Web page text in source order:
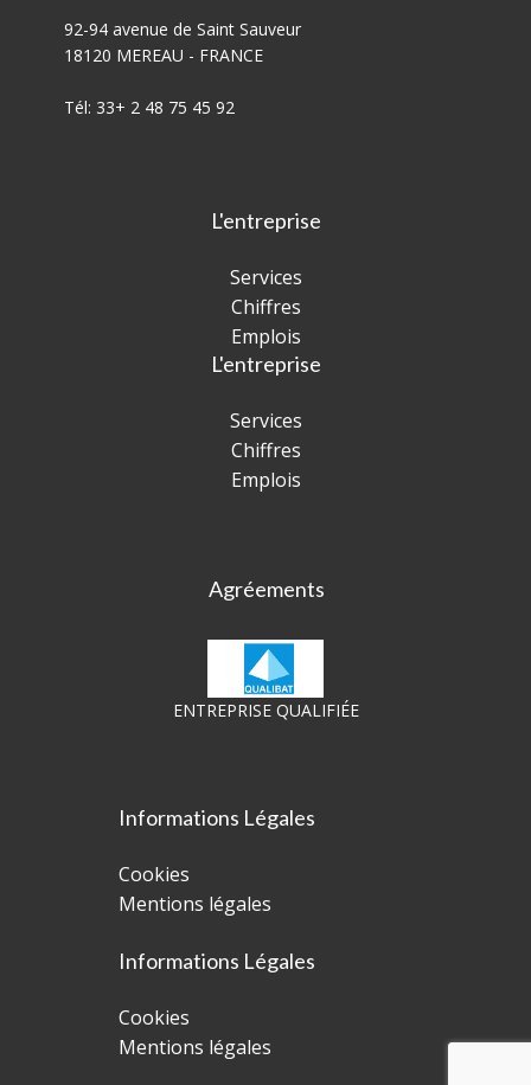
92-94 avenue de Saint Sauveur
18120 MEREAU - FRANCE
Tél: 33+ 2 48 75 45 92
L'entreprise
Services
Chiffres
Emplois
L'entreprise
Services
Chiffres
Emplois
Agréements
ENTREPRISE QUALIFIÉE
Informations Légales
Cookies
Mentions légales
Informations Légales
Cookies
Mentions légales